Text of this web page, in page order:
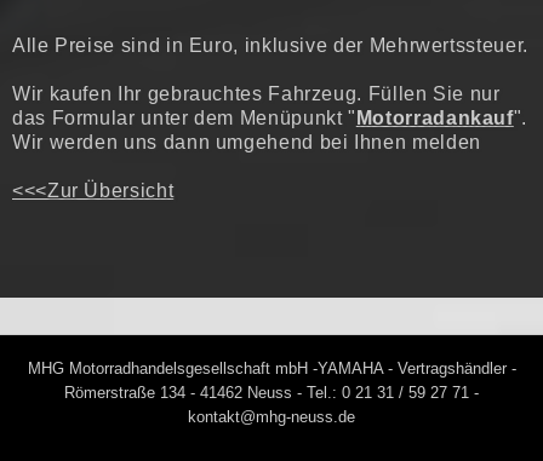
Alle Preise sind in Euro, inklusive der Mehrwertssteuer.
Wir kaufen Ihr gebrauchtes Fahrzeug. Füllen Sie nur
das Formular unter dem Menüpunkt " Motorradankauf".
Wir werden uns dann umgehend bei Ihnen melden
<<<Zur Übersicht
MHG Motorradhandelsgesellschaft mbH -YAMAHA - Vertragshändler -
Römerstraße 134 - 41462 Neuss - Tel.: 0 21 31 / 59 27 71 -
kontakt@mhg-neuss.de